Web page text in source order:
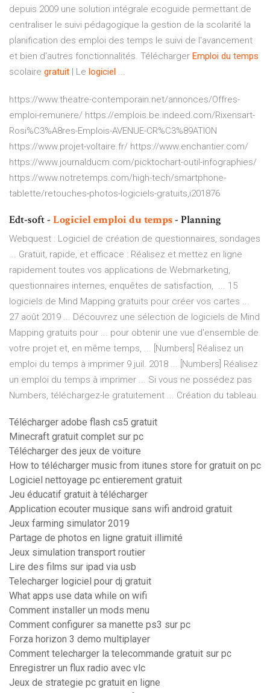
depuis 2009 une solution intégrale ecoguide permettant de
centraliser le suivi pédagogique la gestion de la scolarité la
planification des emploi des temps le suivi de l'avancement
et bien d'autres fonctionnalités. Télécharger Emploi du temps
scolaire gratuit | Le logiciel ...
https://www.theatre-contemporain.net/annonces/Offres-
emploi-remunere/ https://emplois.be.indeed.com/Rixensart-
Rosi%C3%A8res-Emplois-AVENUE-CR%C3%89ATION
https://www.projet-voltaire.fr/ https://www.enchantier.com/
https://www.journalducm.com/picktochart-outil-infographies/
https://www.notretemps.com/high-tech/smartphone-
tablette/retouches-photos-logiciels-gratuits,i201876
Edt-soft - Logicielemploi du temps- Planning
Webquest : Logiciel de création de questionnaires, sondages
... Gratuit, rapide, et efficace : Réalisez et mettez en ligne
rapidement toutes vos applications de Webmarketing,
questionnaires internes, enquêtes de satisfaction, ... 15
logiciels de Mind Mapping gratuits pour créer vos cartes ...
27 août 2019 ... Découvrez une sélection de logiciels de Mind
Mapping gratuits pour ... pour obtenir une vue d'ensemble de
votre projet et, en même temps, ... [Numbers] Réalisez un
emploi du temps à imprimer 9 juil. 2018 ... [Numbers] Réalisez
un emploi du temps à imprimer ... Si vous ne possédez pas
Numbers, téléchargez-le gratuitement ... Création du tableau.
Télécharger adobe flash cs5 gratuit
Minecraft gratuit complet sur pc
Télécharger des jeux de voiture
How to télécharger music from itunes store for gratuit on pc
Logiciel nettoyage pc entierement gratuit
Jeu éducatif gratuit à télécharger
Application ecouter musique sans wifi android gratuit
Jeux farming simulator 2019
Partage de photos en ligne gratuit illimité
Jeux simulation transport routier
Lire des films sur ipad via usb
Telecharger logiciel pour dj gratuit
What apps use data while on wifi
Comment installer un mods menu
Comment configurer sa manette ps3 sur pc
Forza horizon 3 demo multiplayer
Comment telecharger la telecommande gratuit sur pc
Enregistrer un flux radio avec vlc
Jeux de strategie pc gratuit en ligne